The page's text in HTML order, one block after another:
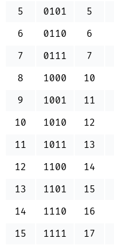
5
0101 5
6
0110 6
7
0111 7
8
1000 10
9
1001 11
10
1010 12
11
1011 13
12
1100 14
13
1101 15
14
1110 16
15
1111 17